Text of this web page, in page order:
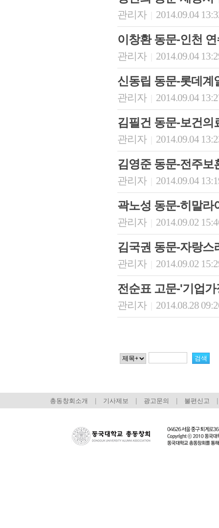
관리자 2014.09.04
이창환 동문-인천
관리자 2014.09.04
신동립 동문-롯데계
관리자 2014.09.04
김필건 동문-보건의
관리자 2014.09.04
김영준 동문-전주보
관리자 2014.09.04
곽노성 동문-히말라
관리자 2014.09.02
김국권 동문-자랑스
관리자 2014.09.02
전순표 고문-'기업
관리자 2014.08.28
총동창회소개 기사제보 광고문의 불편신고